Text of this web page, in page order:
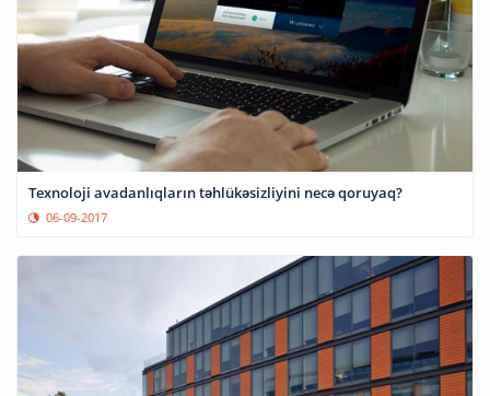
Texnoloji avadanlıqların təhlükəsizliyini necə qoruyaq?
06-09-2017